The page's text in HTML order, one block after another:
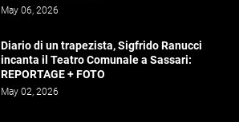
May 06, 2026
Diario di un trapezista, Sigfrido Ranucci
incanta il Teatro Comunale a Sassari:
REPORTAGE + FOTO
May 02, 2026